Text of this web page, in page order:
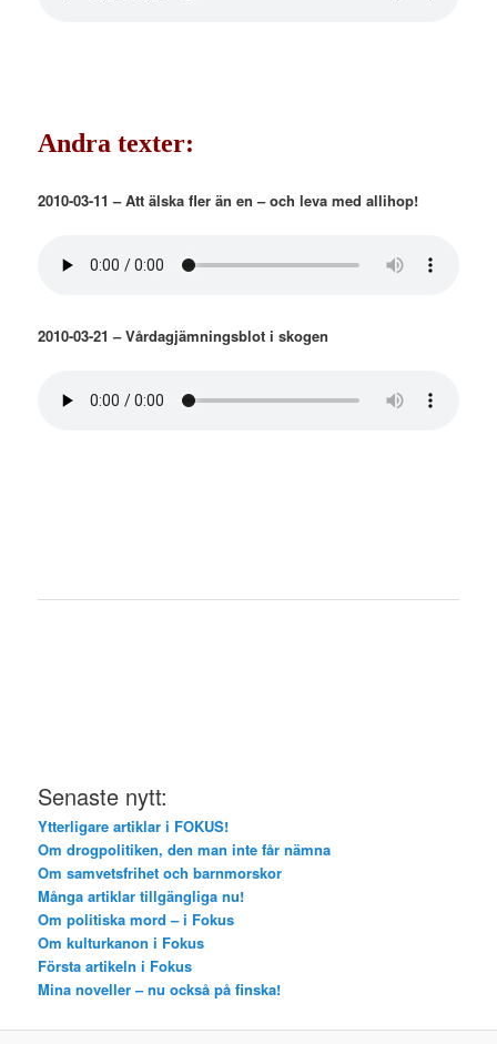
Andra texter:
2010-03-11 – Att älska fler än en – och leva med allihop!
2010-03-21 – Vårdagjämningsblot i skogen
Senaste nytt:
Ytterligare artiklar i FOKUS!
Om drogpolitiken, den man inte får nämna
Om samvetsfrihet och barnmorskor
Många artiklar tillgängliga nu!
Om politiska mord – i Fokus
Om kulturkanon i Fokus
Första artikeln i Fokus
Mina noveller – nu också på finska!